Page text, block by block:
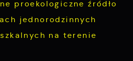
proekologiczne źródło
jednorodzinnych
na terenie
partnerami oraz
Firmy te działają w
ofert,
społecznościowych.